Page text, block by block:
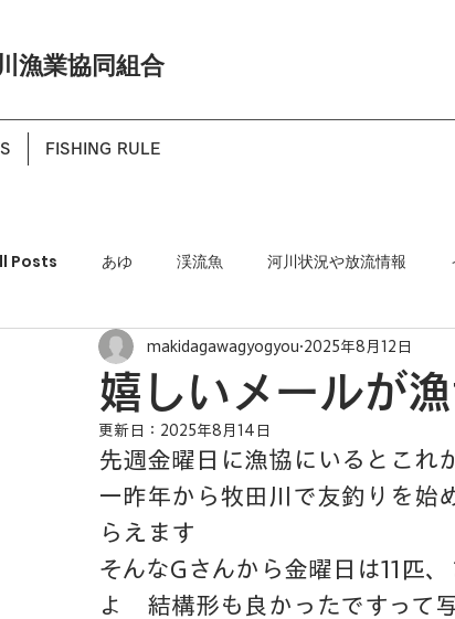
漁業協同組合
FISHING RULE
Posts あゆ 渓流魚 河川状況や放流情報
嬉しいメールが
makidagawagyogyou 2025年8月12日
更新日： 2025年8月14日
先週金曜日に漁協にいるとこれ
一昨年から牧田川で友釣りを始
らえます
そんなGさんから金曜日は11匹
よ　結構形も良かったですって